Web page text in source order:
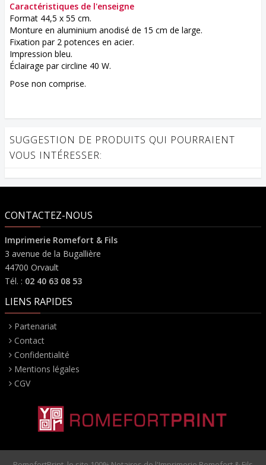
Caractéristiques de l'enseigne
Format 44,5 x 55 cm.
Monture en aluminium anodisé de 15 cm de large.
Fixation par 2 potences en acier.
Impression bleu.
Éclairage par circline 40 W.
Pose non comprise.
SUGGESTION DE PRODUITS QUI POURRAIENT
VOUS INTÉRESSER:
CONTACTEZ-NOUS
Imprimerie Romefort & Fils
3 avenue de la Bugallière
44700 Orvault
Tél. : 02 40 63 08 53
LIENS RAPIDES
Partenariat
Contact
Confidentialité
Mentions légales
CGV